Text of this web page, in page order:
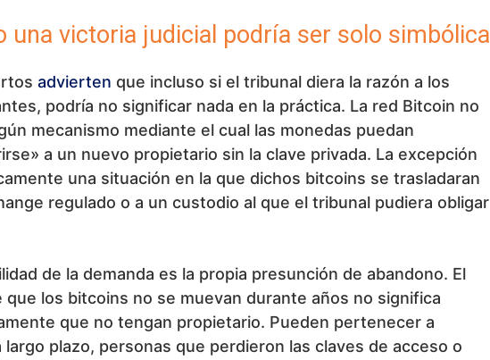
una victoria judicial podría ser solo simbólica
advierten que incluso si el tribunal diera la razón a los
podría no significar nada en la práctica. La red Bitcoin no
mecanismo mediante el cual las monedas puedan
a un nuevo propietario sin la clave privada. La excepción
una situación en la que dichos bitcoins se trasladaran
regulado o a un custodio al que el tribunal pudiera obligar
de la demanda es la propia presunción de abandono. El
que los bitcoins no se muevan durante años no significa
que no tengan propietario. Pueden pertenecer a
largo plazo, personas que perdieron las claves de acceso o